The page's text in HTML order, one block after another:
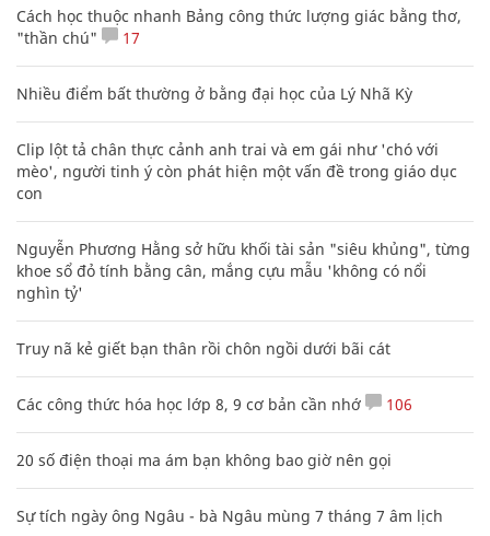
Cách học thuộc nhanh Bảng công thức lượng giác bằng thơ,
"thần chú"
17
Nhiều điểm bất thường ở bằng đại học của Lý Nhã Kỳ
Clip lột tả chân thực cảnh anh trai và em gái như 'chó với
mèo', người tinh ý còn phát hiện một vấn đề trong giáo dục
con
Nguyễn Phương Hằng sở hữu khối tài sản "siêu khủng", từng
khoe sổ đỏ tính bằng cân, mắng cựu mẫu 'không có nổi
nghìn tỷ'
Truy nã kẻ giết bạn thân rồi chôn ngồi dưới bãi cát
Các công thức hóa học lớp 8, 9 cơ bản cần nhớ 106
20 số điện thoại ma ám bạn không bao giờ nên gọi
Sự tích ngày ông Ngâu - bà Ngâu mùng 7 tháng 7 âm lịch